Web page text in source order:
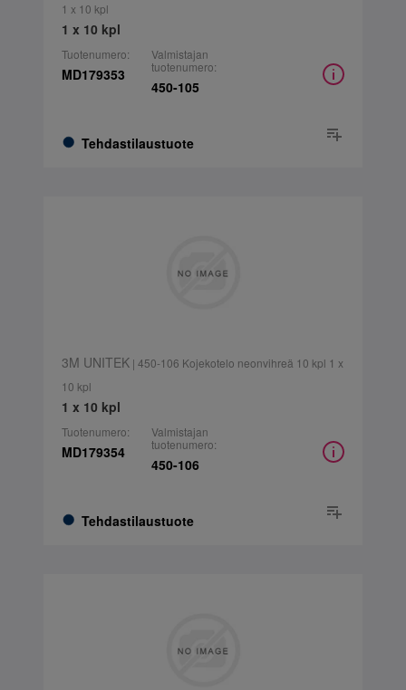
1 x 10 kpl
1 x 10 kpl
Tuotenumero:
MD179353
Tehdastilaustuote
Valmistajan
tuotenumero:
450-105
3M UNITEK| 450-106 Kojekotelo neonvihreä 10 kpl 1 x
10 kpl
1 x 10 kpl
Tuotenumero:
MD179354
Tehdastilaustuote
Valmistajan
tuotenumero:
450-106